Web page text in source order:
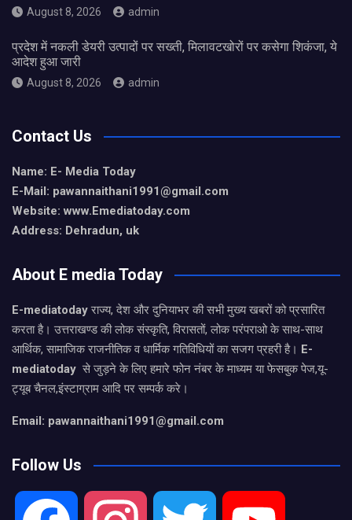
August 8, 2026 admin
प्रदेश में नकली डेयरी उत्पादों पर सख्ती, मिलावटखोरों पर कसेगा शिकंजा, ये
आदेश हुआ जारी
August 8, 2026 admin
Contact Us
Name: E- Media Today
E-Mail: pawannaithani1991@gmail.com
Website: www.Emediatoday.com
Address: Dehradun, uk
About E media Today
E-mediatodayराज्य, देश और दुनियाभर की सभी मुख्य खबरों को प्रसारित
करता है। उत्तराखण्ड की लोक संस्कृति, विरासतों, लोक परंपराओ के साथ-साथ
आर्थिक, सामाजिक राजनीतिक व धार्मिक गतिविधियों का सजग प्रहरी है। E-
mediatoday से जुड़ने के लिए हमारे फोन नंबर के माध्यम या फेसबुक पेज,यू-
ट्यूब चैनल,इंस्टाग्राम आदि पर सम्पर्क करे।
Email: pawannaithani1991@gmail.com
Follow Us